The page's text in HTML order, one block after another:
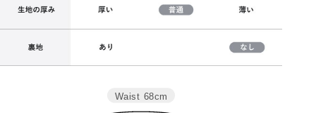
Waist 68cm